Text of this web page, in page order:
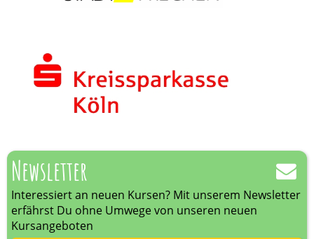
Newsletter
Interessiert an neuen Kursen? Mit unserem Newsletter
erfährst Du ohne Umwege von unseren neuen
Kursangeboten